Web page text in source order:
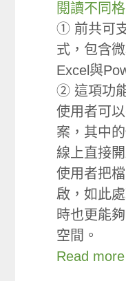
閱讀不同
① 前共可
式，包含
Excel與
② 這項功
使用者可
案，其中
線上直接
使用者把
啟，如此
時也更能
空間。
Read more